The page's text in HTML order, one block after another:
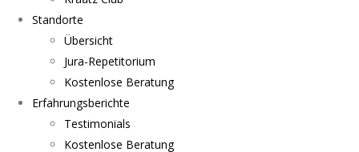
Standorte
Übersicht
Jura-Repetitorium
Kostenlose Beratung
Erfahrungsberichte
Testimonials
Kostenlose Beratung